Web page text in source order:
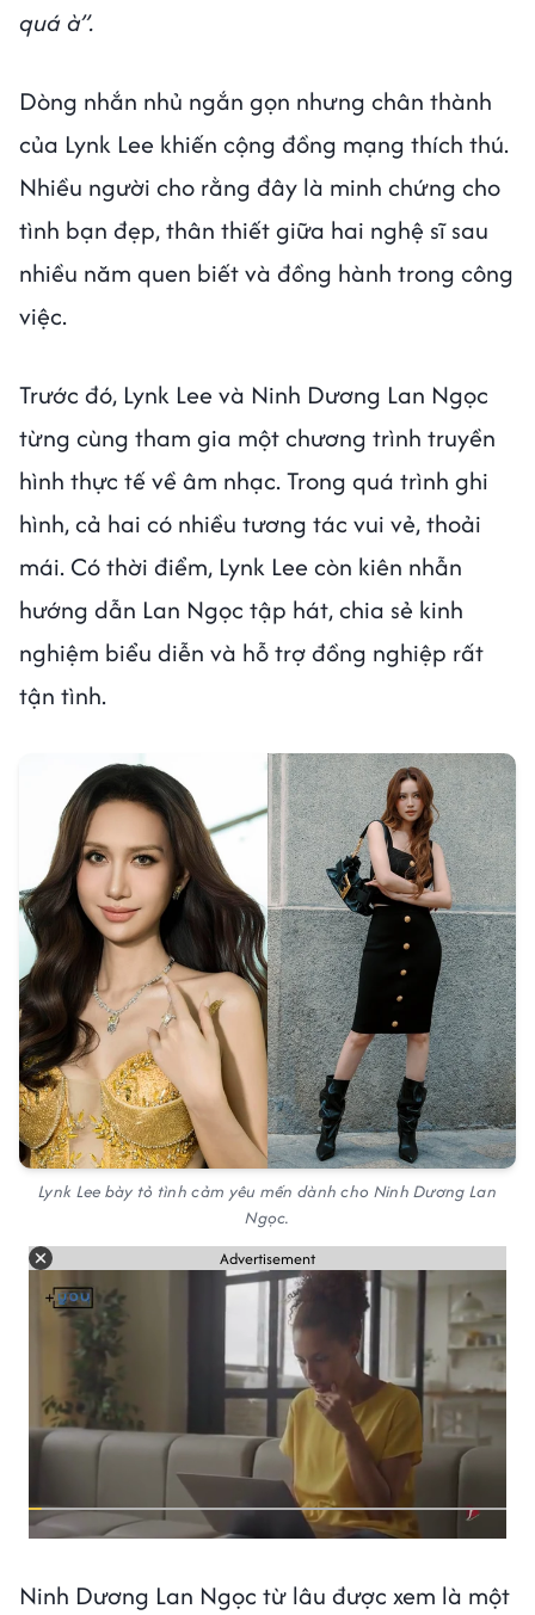
quá à”.
Dòng nhắn nhủ ngắn gọn nhưng chân thành
của Lynk Lee khiến cộng đồng mạng thích thú.
Nhiều người cho rằng đây là minh chứng cho
tình bạn đẹp, thân thiết giữa hai nghệ sĩ sau
nhiều năm quen biết và đồng hành trong công
việc.
Trước đó, Lynk Lee và Ninh Dương Lan Ngọc
từng cùng tham gia một chương trình truyền
hình thực tế về âm nhạc. Trong quá trình ghi
hình, cả hai có nhiều tương tác vui vẻ, thoải
mái. Có thời điểm, Lynk Lee còn kiên nhẫn
hướng dẫn Lan Ngọc tập hát, chia sẻ kinh
nghiệm biểu diễn và hỗ trợ đồng nghiệp rất
tận tình.
Lynk Lee bày tỏ tình cảm yêu mến dành cho Ninh Dương Lan
Ngọc.
Advertisement
Ninh Dương Lan Ngọc từ lâu được xem là một